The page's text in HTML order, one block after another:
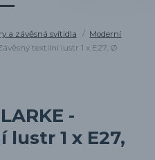
a závěsná svítidla
Moderní
textilní lustr 1 x E27, Ø
-
1 x E27,